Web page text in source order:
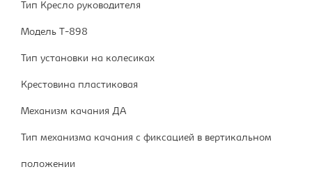
Тип Кресло руководителя
Модель T-898
Тип установки на колесиках
Крестовина пластиковая
Механизм качания ДА
Тип механизма качания с фиксацией в вертикальном
положении